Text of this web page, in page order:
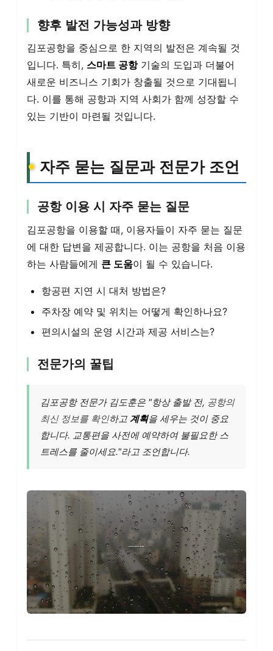
향후 발전 가능성과 방향
김포공항을 중심으로 한 지역의 발전은 계속될 것
입니다. 특히, 스마트 공항기술의 도입과 더불어
새로운 비즈니스 기회가 창출될 것으로 기대됩니
다. 이를 통해 공항과 지역 사회가 함께 성장할 수
있는 기반이 마련될 것입니다.
자주 묻는 질문과 전문가 조언
공항 이용 시 자주 묻는 질문
김포공항을 이용할 때, 이용자들이 자주 묻는 질문
에 대한 답변을 제공합니다. 이는 공항을 처음 이용
하는 사람들에게 큰 도움이 될 수 있습니다.
항공편 지연 시 대처 방법은?
주차장 예약 및 위치는 어떻게 확인하나요?
편의시설의 운영 시간과 제공 서비스는?
전문가의 꿀팁
김포공항 전문가 김도훈은 "항상 출발 전, 공항의
최신 정보를 확인하고 계획을 세우는 것이 중요
합니다. 교통편을 사전에 예약하여 불필요한 스
트레스를 줄이세요."라고 조언합니다.